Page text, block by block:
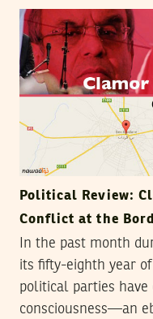
Political Review:
Conflict at the
In the past month
its fifty-eighth year
political parties have
consciousness—an